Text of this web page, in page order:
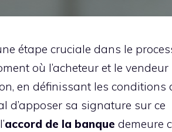
étape cruciale dans le
où l’acheteur et le vendeur
en définissant les conditions
d’apposer sa signature sur ce
accord de la banque demeure